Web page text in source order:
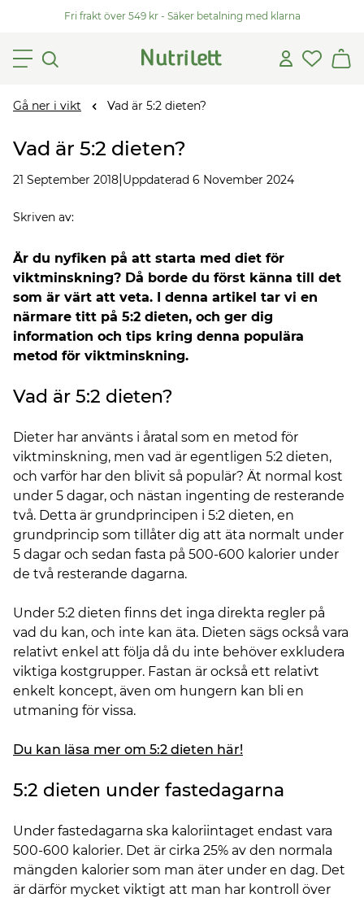
Fri frakt över 549 kr - Säker betalning med klarna
Gå ner i vikt Vad är 5:2 dieten?
Vad är 5:2 dieten?
21 September 2018 Uppdaterad 6 November 2024
Skriven av:
Är du nyfiken på att starta med diet för
viktminskning? Då borde du först känna till det
som är värt att veta. I denna artikel tar vi en
närmare titt på 5:2 dieten, och ger dig
information och tips kring denna populära
metod för viktminskning.
Vad är 5:2 dieten?
Dieter har använts i åratal som en metod för
viktminskning, men vad är egentligen 5:2 dieten,
och varför har den blivit så populär? Ät normal kost
under 5 dagar, och nästan ingenting de resterande
två. Detta är grundprincipen i 5:2 dieten, en
grundprincip som tillåter dig att äta normalt under
5 dagar och sedan fasta på 500-600 kalorier under
de två resterande dagarna.
Under 5:2 dieten finns det inga direkta regler på
vad du kan, och inte kan äta. Dieten sägs också vara
relativt enkel att följa då du inte behöver exkludera
viktiga kostgrupper. Fastan är också ett relativt
enkelt koncept, även om hungern kan bli en
utmaning för vissa.
Du kan läsa mer om 5:2 dieten här!
5:2 dieten under fastedagarna
Under fastedagarna ska kaloriintaget endast vara
500-600 kalorier. Det är cirka 25% av den normala
mängden kalorier som man äter under en dag. Det
är därför mycket viktigt att man har kontroll över